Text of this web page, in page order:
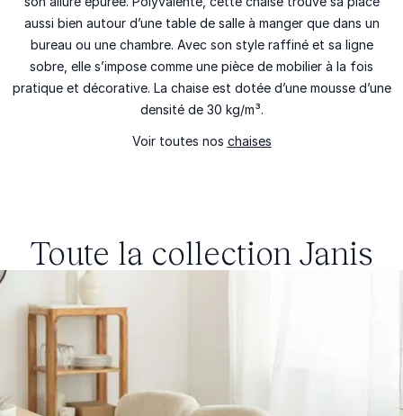
aussi bien autour d’une table de salle à manger que dans un
bureau ou une chambre. Avec son style raffiné et sa ligne
sobre, elle s’impose comme une pièce de mobilier à la fois
pratique et décorative. La chaise est dotée d’une mousse d’une
densité de 30 kg/m³.
Voir toutes nos chaises
Toute la collection Janis